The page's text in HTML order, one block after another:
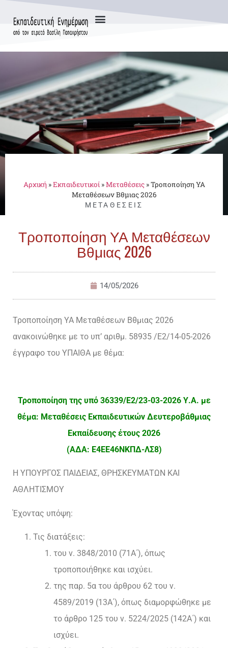
Αρχική »Εκπαιδευτικοί»Μεταθέσεις»Τροποποίηση ΥΑ
Μεταθέσεων Βθμιας 2026
ΜΕΤΑΘΈΣΕΙΣ
Τροποποίηση ΥΑ Μεταθέσεων
Βθμιας 2026
14/05/2026
Τροποποίηση ΥΑ Μεταθέσεων Βθμιας 2026
ανακοινώθηκε με το υπ’ αριθμ. 58935 /Ε2/14-05-2026
έγγραφο του ΥΠΑΙΘΑ με θέμα:
Τροποποίηση της υπό 36339/Ε2/23-03-2026 Υ.Α. με
θέμα: Μεταθέσεις Εκπαιδευτικών Δευτεροβάθμιας
Εκπαίδευσης έτους 2026
(ΑΔΑ: Ε4ΕΕ46ΝΚΠΔ-ΛΣ8)
Η ΥΠΟΥΡΓΟΣ ΠΑΙΔΕΙΑΣ, ΘΡΗΣΚΕΥΜΑΤΩΝ ΚΑΙ
ΑΘΛΗΤΙΣΜΟΥ
Έχοντας υπόψη:
Τις διατάξεις:
του ν. 3848/2010 (71Α΄), όπως
τροποποιήθηκε και ισχύει.
της παρ. 5α του άρθρου 62 του ν.
4589/2019 (13Α΄), όπως διαμορφώθηκε με
το άρθρο 125 του ν. 5224/2025 (142Α΄) και
ισχύει.